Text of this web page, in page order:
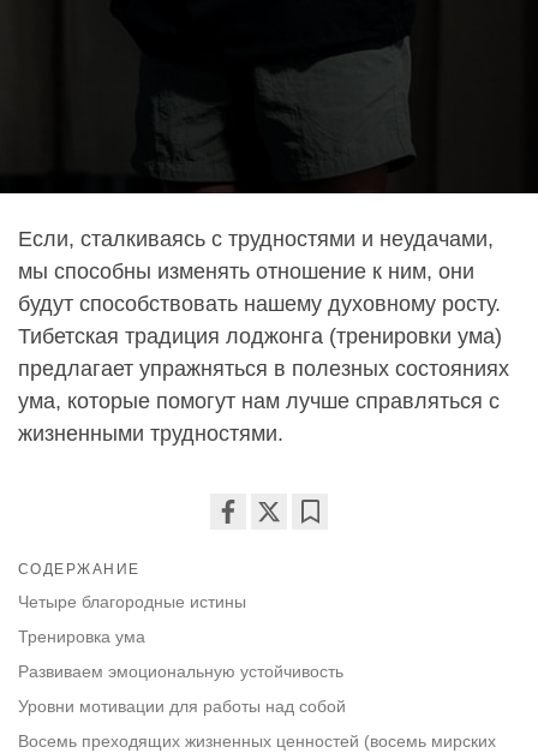
Если, сталкиваясь с трудностями и неудачами,
мы способны изменять отношение к ним, они
будут способствовать нашему духовному росту.
Тибетская традиция лоджонга (тренировки ума)
предлагает упражняться в полезных состояниях
ума, которые помогут нам лучше справляться с
жизненными трудностями.
facebook
СОДЕРЖАНИЕ
Четыре благородные истины
Тренировка ума
Развиваем эмоциональную устойчивость
Уровни мотивации для работы над собой
Восемь преходящих жизненных ценностей (восемь мирских